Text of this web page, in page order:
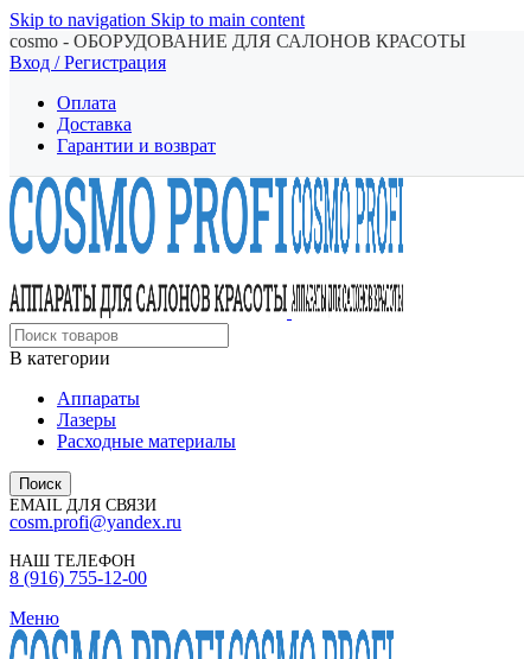
Skip to navigation Skip to main content
cosmo - ОБОРУДОВАНИЕ ДЛЯ САЛОНОВ КРАСОТЫ
Вход / Регистрация
Оплата
Доставка
Гарантии и возврат
В категории
Аппараты
Лазеры
Расходные материалы
Поиск
EMAIL ДЛЯ СВЯЗИ
cosm.profi@yandex.ru
НАШ ТЕЛЕФОН
8 (916) 755-12-00
Меню